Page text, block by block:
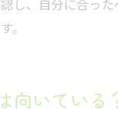
し、自分に合った
。
向いている